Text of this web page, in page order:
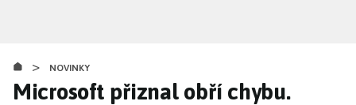
obsahu
> NOVINKY
Microsoft přiznal obří chybu.